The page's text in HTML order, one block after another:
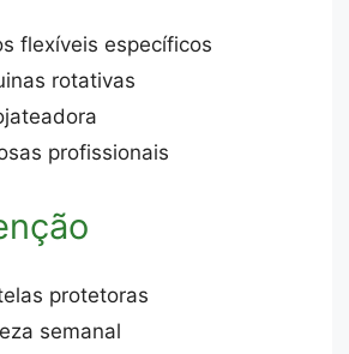
flexíveis específicos
rotativas
profissionais
protetoras
semanal